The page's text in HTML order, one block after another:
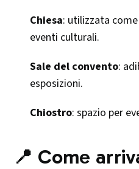
Chiesa: utilizzata
eventi culturali.
Sale del convento:
esposizioni.
Chiostro: spazio per
📍 Come